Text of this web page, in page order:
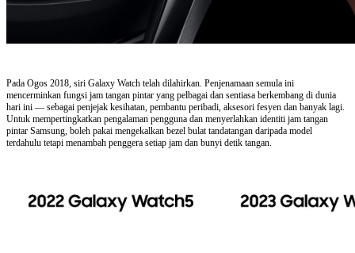
Pada Ogos 2018, siri Galaxy Watch telah dilahirkan. Penjenamaan semula ini
mencerminkan fungsi jam tangan pintar yang pelbagai dan sentiasa berkembang di dunia
hari ini — sebagai penjejak kesihatan, pembantu peribadi, aksesori fesyen dan banyak lagi.
Untuk mempertingkatkan pengalaman pengguna dan menyerlahkan identiti jam tangan
pintar Samsung, boleh pakai mengekalkan bezel bulat tandatangan daripada model
terdahulu tetapi menambah penggera setiap jam dan bunyi detik tangan.